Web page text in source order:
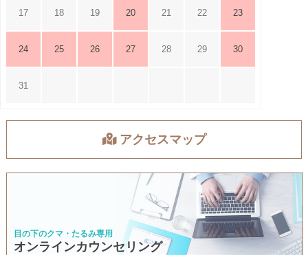
17 18 19 20 21 22 23
24 25 26 27 28 29 30
31
アクセスマップ
目の下のクマ・たるみ専用
オンラインカウンセリング